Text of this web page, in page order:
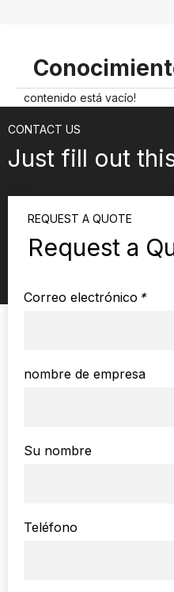
contenido está vacío!
CONTACT US
Just fill out
REQUEST A QUOTE
Request a
*
Correo electrónico
nombre de empresa
Su nombre
Teléfono